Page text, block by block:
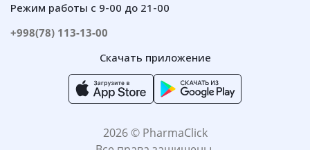
Режим работы с 9-00 до 21-00
+998(78) 113-13-00
Скачать приложение
2026 © PharmaClick